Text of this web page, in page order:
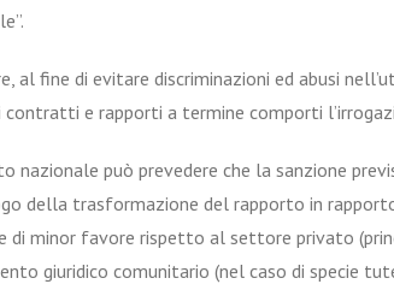
al fine di evitare discriminazioni ed abusi
contratti e rapporti a termine comporti
nazionale può prevedere che la sanzione
della trasformazione del rapporto in
di minor favore rispetto al settore privato
giuridico comunitario (nel caso di specie